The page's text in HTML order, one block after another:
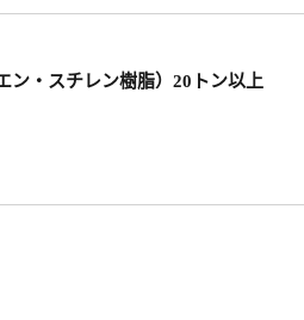
ン・スチレン樹脂）20トン以上